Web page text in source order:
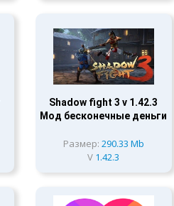
Shadow fight 3 v 1.42.3
Мод бесконечные деньги
Размер: 290.33 Mb
V 1.42.3